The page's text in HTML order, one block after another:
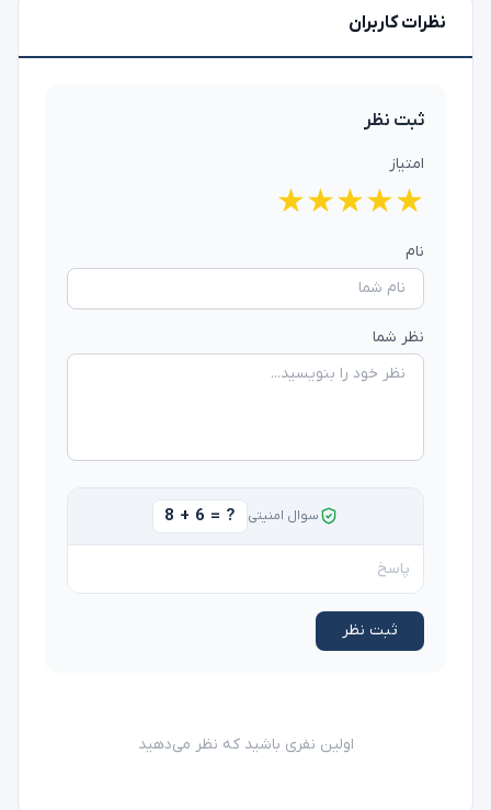
نظرات کاربران
ثبت نظر
امتیاز
★
★
★
★
★
نام
نظر شما
سوال امنیتی 8 + 6 = ?
ثبت نظر
اولین نفری باشید که نظر می‌دهید